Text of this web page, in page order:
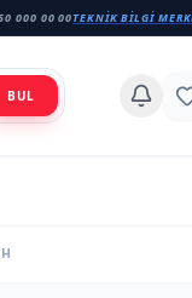
000 00 00TEKNIK BILGI
BUL